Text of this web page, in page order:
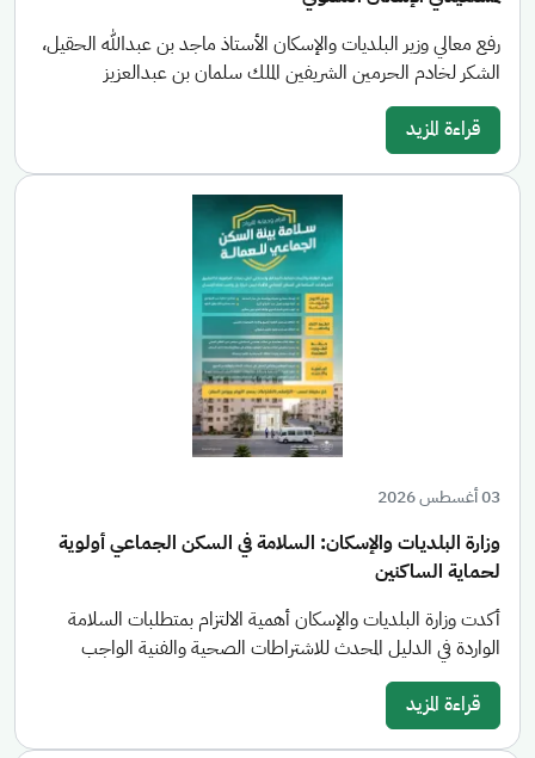
رفع معالي وزير البلديات والإسكان الأستاذ ماجد بن عبدالله الحقيل،
الشكر لخادم الحرمين الشريفين الملك سلمان بن عبدالعزيز
قراءة المزيد
03 أغسطس 2026
وزارة البلديات والإسكان: السلامة في السكن الجماعي أولوية
لحماية الساكنين
أكدت وزارة البلديات والإسكان أهمية الالتزام بمتطلبات السلامة
الواردة في الدليل المحدث للاشتراطات الصحية والفنية الواجب
قراءة المزيد